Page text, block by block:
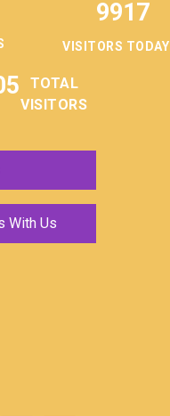
9917
VISITORS TODAY
TOTAL
VISITORS
With Us